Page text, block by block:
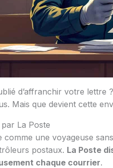
d’affranchir votre lettre
Mais que devient cette
La Poste
comme une voyageuse
postaux. La Poste
chaque courrier.